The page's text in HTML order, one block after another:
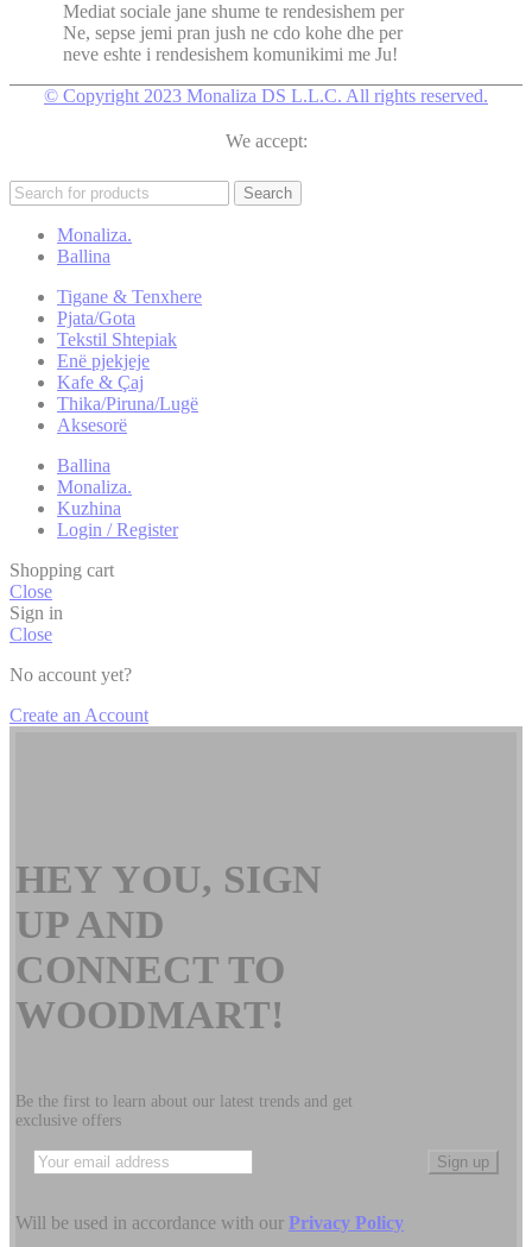
Mediat sociale jane shume te rendesishem per
Ne, sepse jemi pran jush ne cdo kohe dhe per
neve eshte i rendesishem komunikimi me Ju!
© Copyright 2023 Monaliza DS L.L.C. All rights reserved.
We accept:
Search
Monaliza.
Ballina
Tigane & Tenxhere
Pjata/Gota
Tekstil Shtepiak
Enë pjekjeje
Kafe & Çaj
Thika/Piruna/Lugë
Aksesorë
Ballina
Monaliza.
Kuzhina
Login / Register
Shopping cart
Close
Sign in
Close
No account yet?
Create an Account
HEY YOU, SIGN
UP AND
CONNECT TO
WOODMART!
Be the first to learn about our latest trends and get
exclusive offers
Will be used in accordance with our Privacy Policy